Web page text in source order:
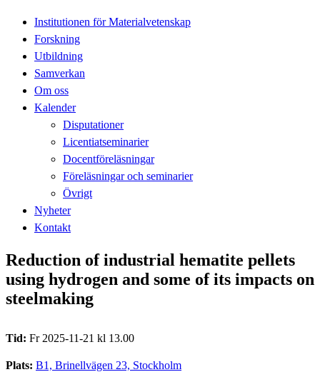
Institutionen för Materialvetenskap
Forskning
Utbildning
Samverkan
Om oss
Kalender
Disputationer
Licentiatseminarier
Docentföreläsningar
Föreläsningar och seminarier
Övrigt
Nyheter
Kontakt
Reduction of industrial hematite pellets
using hydrogen and some of its impacts on
steelmaking
Tid: Fr 2025-11-21 kl 13.00
Plats: B1, Brinellvägen 23, Stockholm